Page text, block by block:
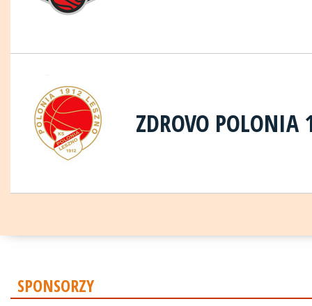
ZDROVO POLONIA
SPONSORZY